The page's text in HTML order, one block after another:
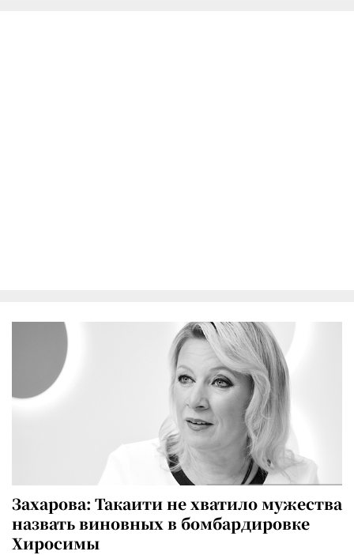
Захарова: Такаити не хватило мужества
назвать виновных в бомбардировке
Хиросимы